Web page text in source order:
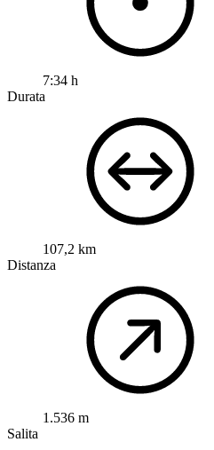
7:34 h
Durata
107,2 km
Distanza
1.536 m
Salita